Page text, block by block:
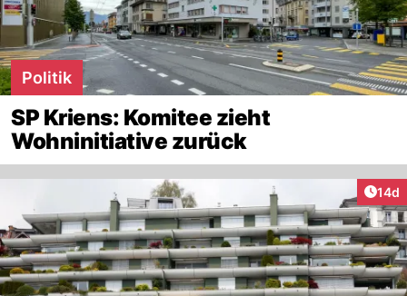
Politik
SP Kriens: Komitee zieht
Wohninitiative zurück
14d